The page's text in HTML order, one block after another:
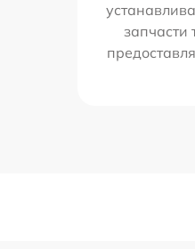
запчасти